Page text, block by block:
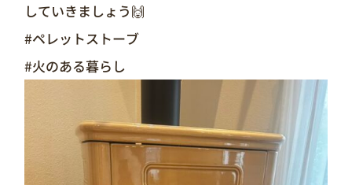
していきましょう🙌
#ペレットストーブ
#火のある暮らし